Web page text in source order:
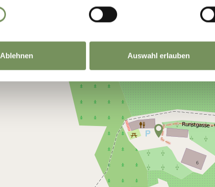
Ablehnen Auswahl erlauben